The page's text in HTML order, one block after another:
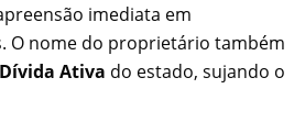
imediata em
O nome do proprietário também
Dívida Ativa do estado, sujando o